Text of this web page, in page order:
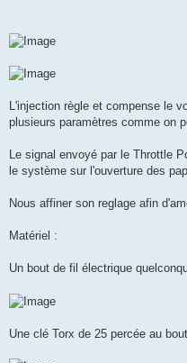
L'injection règle et compense le
plusieurs paramètres comme on
Le signal envoyé par le Throttle
le système sur l'ouverture des
Nous affiner son reglage afin
Matériel :
Un bout de fil électrique
Une clé Torx de 25 percée au bout.